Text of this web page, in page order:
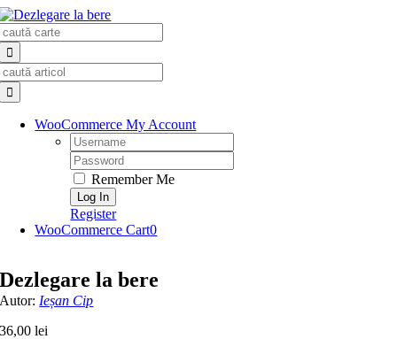
Skip
to
content
WooCommerce My Account
Username:
Password:
Remember Me
Register
WooCommerce Cart0
Dezlegare la bere
Autor: Ieșan Cip
36,00lei